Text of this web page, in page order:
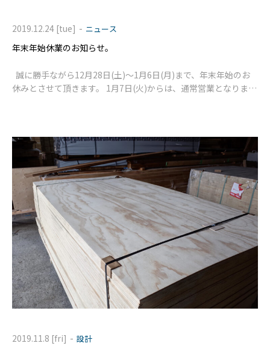
年末年始休業のお知らせ。
2019.12.24 [tue] - ニュース
誠に勝手ながら12月28日(土)～1月6日(月)まで、年末年始のお
休みとさせて頂きます。 1月7日(火)からは、通常営業となりま
2019.11.8 [fri] - 設計